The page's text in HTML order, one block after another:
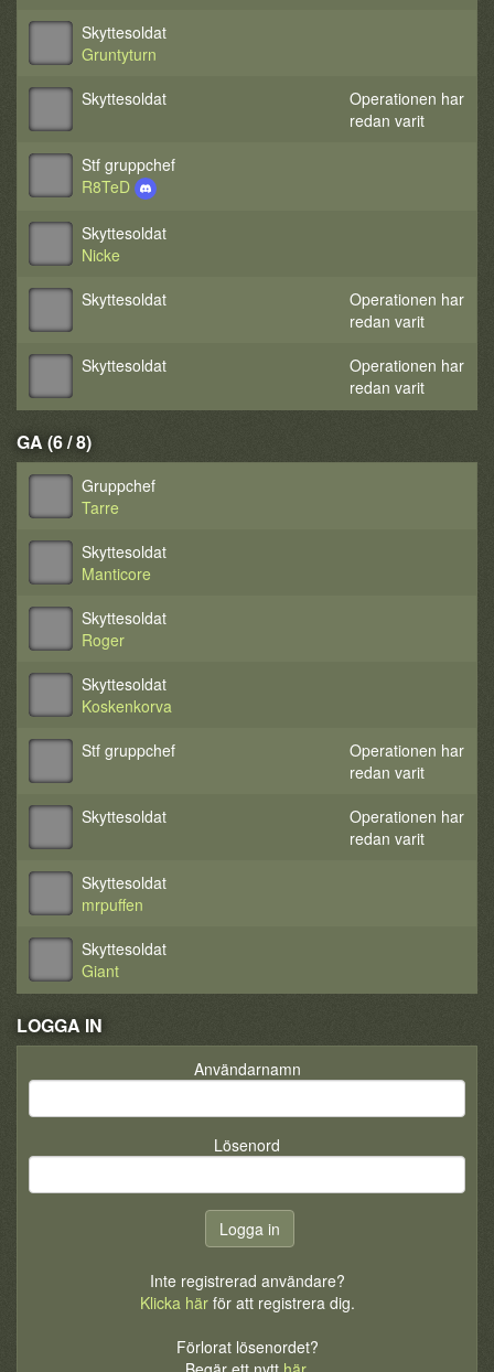
Skyttesoldat
Gruntyturn
Skyttesoldat
Operationen har
redan varit
Stf gruppchef
R8TeD
Skyttesoldat
Nicke
Skyttesoldat
Operationen har
redan varit
Skyttesoldat
Operationen har
redan varit
GA (6 / 8)
Gruppchef
Tarre
Skyttesoldat
Manticore
Skyttesoldat
Roger
Skyttesoldat
Koskenkorva
Stf gruppchef
Operationen har
redan varit
Skyttesoldat
Operationen har
redan varit
Skyttesoldat
mrpuffen
Skyttesoldat
Giant
LOGGA IN
Användarnamn
Lösenord
Inte registrerad användare?
Klicka härför att registrera dig.
Förlorat lösenordet?